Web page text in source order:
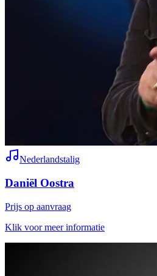
Nederlandstalig
Daniël Oostra
Prijs op aanvraag
Klik voor meer informatie